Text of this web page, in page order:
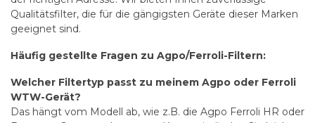
Qualitätsfilter, die für die gängigsten Geräte dieser Marken
geeignet sind.
Häufig gestellte Fragen zu Agpo/Ferroli-Filtern:
Welcher Filtertyp passt zu meinem Agpo oder Ferroli
WTW-Gerät?
Das hängt vom Modell ab, wie z.B. die Agpo Ferroli HR oder